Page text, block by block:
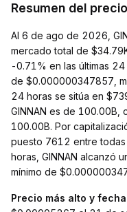
Resumen del
Al 6 de ago de 2026,
mercado total de
-0.71% en las últimas 24
de $0.000000347857,
24 horas se sitúa en
GINNAN es de 100.00B,
100.00B. Por
puesto 7612 entre todas
horas, GINNAN alcanzó
mínimo de
Precio más alto y fecha